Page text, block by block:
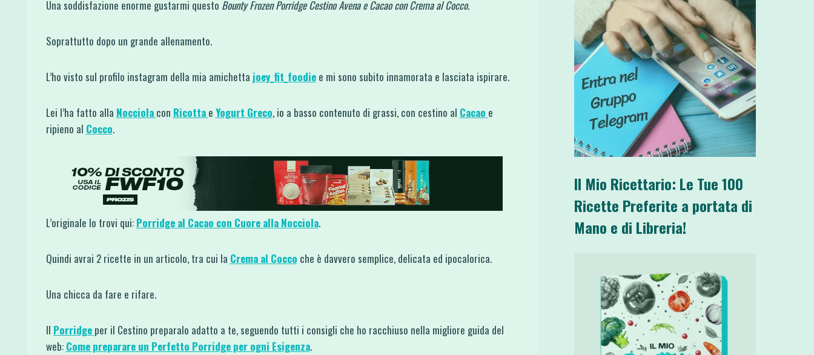
Una soddisfazione enorme gustarmi questo Bounty Frozen Porridge Cestino Avena e Cacao con Crema al Cocco.
Soprattutto dopo un grande allenamento.
L’ho visto sul profilo instagram della mia amichetta joey_fit_foodiee mi sono subito innamorata e lasciata ispirare.
Lei l’ha fatto alla Nocciola con Ricotta e Yogurt Greco, io a basso contenuto di grassi, con cestino al Cacao e
ripieno al Cocco.
L’originale lo trovi qui: Porridge al Cacao con Cuore alla Nocciola.
Quindi avrai 2 ricette in un articolo, tra cui la Crema al Cocco che è davvero semplice, delicata ed ipocalorica.
Una chicca da fare e rifare.
Il Porridge per il Cestino preparalo adatto a te, seguendo tutti i consigli che ho racchiuso nella migliore guida del
web: Come preparare un Perfetto Porridge per ogni Esigenza.
Il Mio Ricettario: Le Tue 100
Ricette Preferite a portata di
Mano e di Libreria!